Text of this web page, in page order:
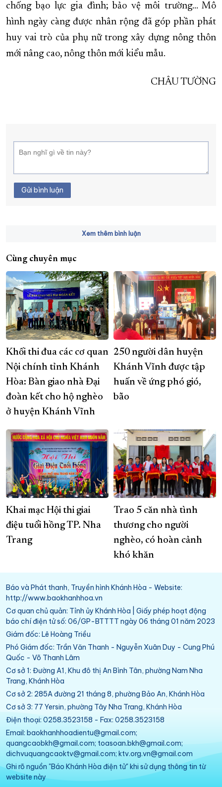
chống bạo lực gia đình; bảo vệ môi trường... Mô
hình ngày càng được nhân rộng đã góp phần phát
huy vai trò của phụ nữ trong xây dựng nông thôn
mới nâng cao, nông thôn mới kiểu mẫu.
CHÂU TƯỜNG
Gửi bình luận
Xem thêm bình luận
Cùng chuyên mục
Khối thi đua các cơ quan
Nội chính tỉnh Khánh
Hòa: Bàn giao nhà Đại
đoàn kết cho hộ nghèo
ở huyện Khánh Vĩnh
250 người dân huyện
Khánh Vĩnh được tập
huấn về ứng phó gió,
bão
Khai mạc Hội thi giai
điệu tuổi hồng TP. Nha
Trang
Trao 5 căn nhà tình
thương cho người
nghèo, có hoàn cảnh
khó khăn
Báo và Phát thanh, Truyền hình Khánh Hòa - Website:
http://www.baokhanhhoa.vn
Cơ quan chủ quản: Tỉnh ủy Khánh Hòa | Giấy phép hoạt động
báo chí điện tử số: 06/GP-BTTTT ngày 06 tháng 01 năm 2023
Giám đốc: Lê Hoàng Triều
Phó Giám đốc: Trần Văn Thanh - Nguyễn Xuân Duy - Cung Phú
Quốc - Võ Thanh Lâm
Cơ sở 1: Đường A1, Khu đô thị An Bình Tân, phường Nam Nha
Trang, Khánh Hòa
Cơ sở 2: 285A đường 21 tháng 8, phường Bảo An, Khánh Hòa
Cơ sở 3: 77 Yersin, phường Tây Nha Trang, Khánh Hòa
Điện thoại: 0258.3523158 - Fax: 0258.3523158
Email: baokhanhhoadientu@gmail.com;
quangcaobkh@gmail.com; toasoan.bkh@gmail.com;
dichvuquangcaoktv@gmail.com; ktv.org.vn@gmail.com
Ghi rõ nguồn "Báo Khánh Hòa điện tử" khi sử dụng thông tin từ
website này